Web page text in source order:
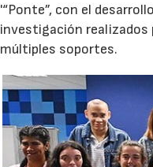
'“Ponte”, con el
investigación realizados
múltiples soportes.